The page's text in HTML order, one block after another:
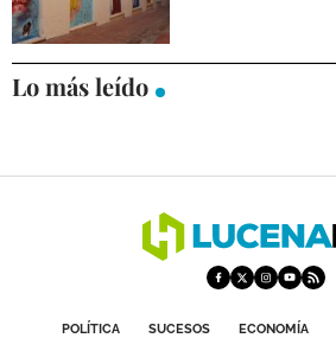
Lo más leído
POLÍTICA SUCESOS ECONOMÍA